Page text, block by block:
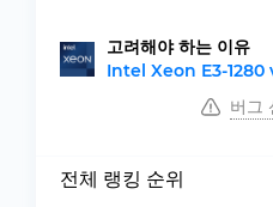
고려해야 하는 이유
Intel Xeon E3-1280
버그
전체 랭킹 순위